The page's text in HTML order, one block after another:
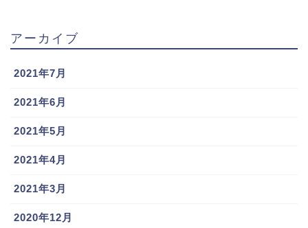
スポンサーリンク
アーカイブ
2021年7月
2021年6月
2021年5月
2021年4月
2021年3月
2020年12月